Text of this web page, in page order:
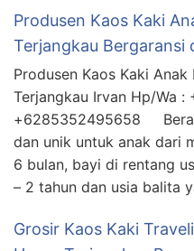
Produsen Kaos Kaki
Terjangkau Bergaransi
Produsen Kaos Kaki
Terjangkau Irvan Hp/Wa :
+6285352495658
dan unik untuk anak dari
6 bulan, bayi di rentang
– 2 tahun dan usia balita
Grosir Kaos Kaki